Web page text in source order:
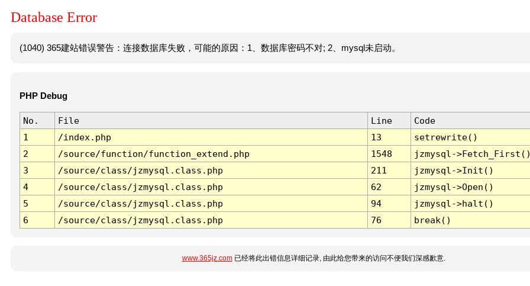
Database Error
(1040) 365建站错误警告：连接数据库失败，可能的原因：1、数据库密码不对; 2、mysql未启动。
PHP Debug
No. File Line
Code
1
/index.php 13
setrewrite()
2
/source/function/function_extend.php 1548
jzmysql-
3
/source/class/jzmysql.class.php 211
jzmysql->Init()
4
/source/class/jzmysql.class.php 62
jzmysql->Open()
5
/source/class/jzmysql.class.php 94
jzmysql->halt()
6
/source/class/jzmysql.class.php 76 break()
www.365jz.com已经将此出错信息详细记录, 由此给您带来的访问不便我们深感歉意.